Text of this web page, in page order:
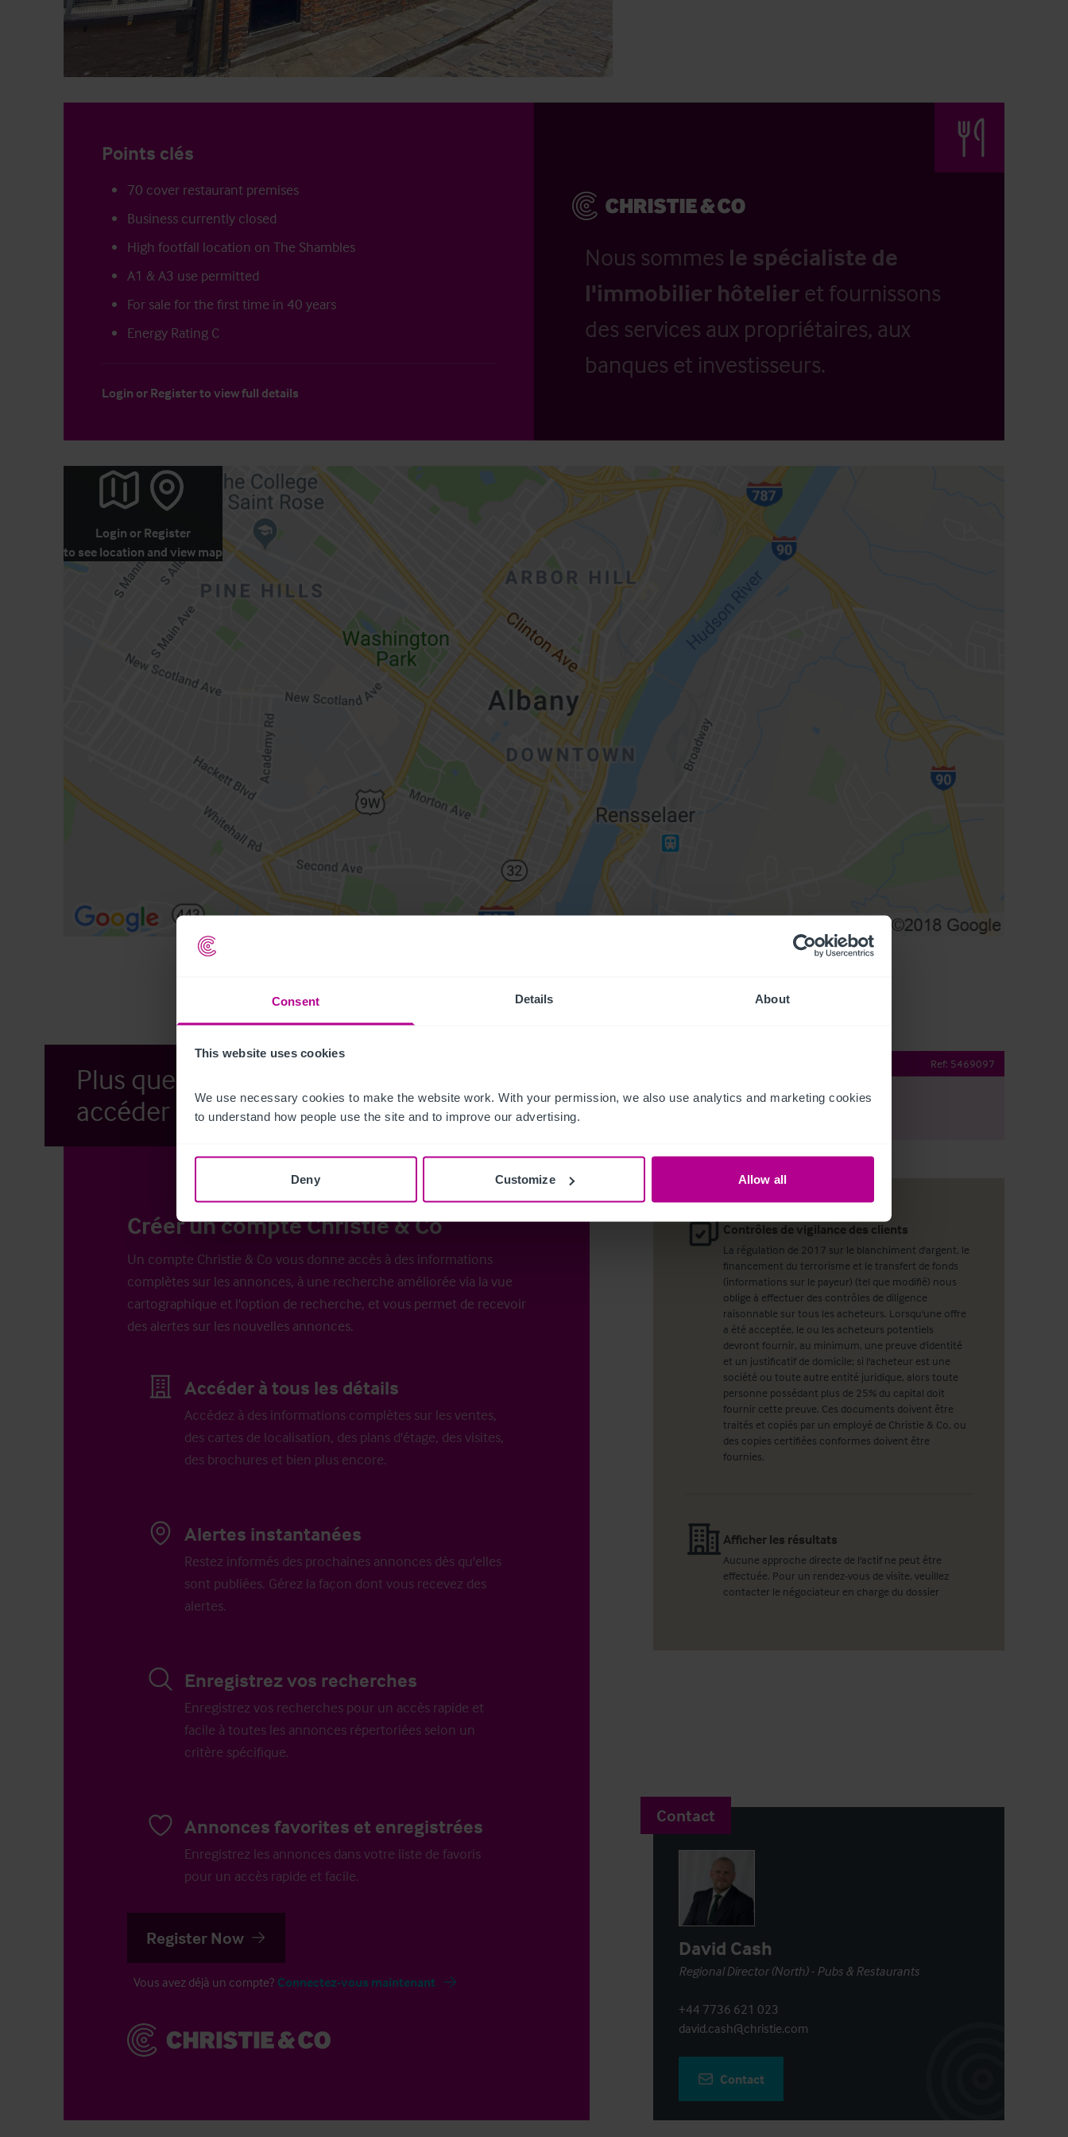
Consent Details About
This website uses cookies
We use necessary cookies to make the website work. With your permission, we also use analytics and marketing cookies
to understand how people use the site and to improve our advertising.
Deny Customize Allow all
Points clés
70 cover restaurant premises
Business currently closed
High footfall location on The Shambles
A1 & A3 use permitted
For sale for the first time in 40 years
Energy Rating C
Login or Registerto view full details
Nous sommes le spécialiste de
l'immobilier hôtelier et fournissons
des services aux propriétaires, aux
banques et investisseurs.
Login or Register
to see location and view map
Plus que quelques étapes pour
accéder à nos annonces..
Créer un compte Christie & Co
Un compte Christie & Co vous donne accès à des informations
complètes sur les annonces, à une recherche améliorée via la vue
cartographique et l'option de recherche, et vous permet de recevoir
des alertes sur les nouvelles annonces.
Accéder à tous les détails
Accédez à des informations complètes sur les ventes,
des cartes de localisation, des plans d'étage, des visites,
des brochures et bien plus encore.
Alertes instantanées
Restez informés des prochaines annonces dès qu'elles
sont publiées. Gérez la façon dont vous recevez des
alertes.
Enregistrez vos recherches
Enregistrez vos recherches pour un accès rapide et
facile à toutes les annonces répertoriées selon un
critère spécifique.
Annonces favorites et enregistrées
Enregistrez les annonces dans votre liste de favoris
pour un accès rapide et facile.
Register Now
Vous avez déjà un compte? Connectez-vous maintenant
Ref: 5469097
Contrôles de vigilance des clients
La régulation de 2017 sur le blanchiment d'argent, le
financement du terrorisme et le transfert de fonds
(informations sur le payeur) (tel que modifié) nous
oblige à effectuer des contrôles de diligence
raisonnable sur tous les acheteurs. Lorsqu'une offre
a été acceptée, le ou les acheteurs potentiels
devront fournir, au minimum, une preuve d'identité
et un justificatif de domicile; si l'acheteur est une
société ou toute autre entité juridique, alors toute
personne possédant plus de 25% du capital doit
fournir cette preuve. Ces documents doivent être
traités et copiés par un employé de Christie & Co, ou
des copies certifiées conformes doivent être
fournies.
Afficher les résultats
Aucune approche directe de l'actif ne peut être
effectuée. Pour un rendez-vous de visite, veuillez
contacter le négociateur en charge du dossier
Contact
David Cash
Regional Director (North) - Pubs & Restaurants
+44 7736 621 023
david.cash@christie.com
Contact